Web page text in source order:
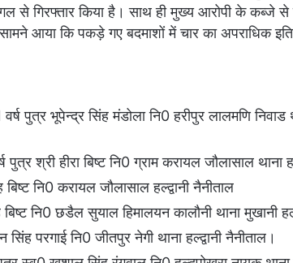
से गिरफ्तार किया है। साथ ही मुख्य आरोपी के कब्जे
आया कि पकड़े गए बदमाशों में चार का अपराधिक
पुत्र भूपेन्द्र सिंह मंडोला नि0 हरीपुर लालमणि निवाड
पुत्र श्री हीरा बिष्ट नि0 ग्राम करायल जौलासाल थाना
नि0 करायल जौलासाल हल्द्वानी नैनीताल
नि0 छडैल सुयाल हिमालयन कालौनी थाना मुखानी
परगाई नि0 जीतपुर नेगी थाना हल्द्वानी नैनीताल।